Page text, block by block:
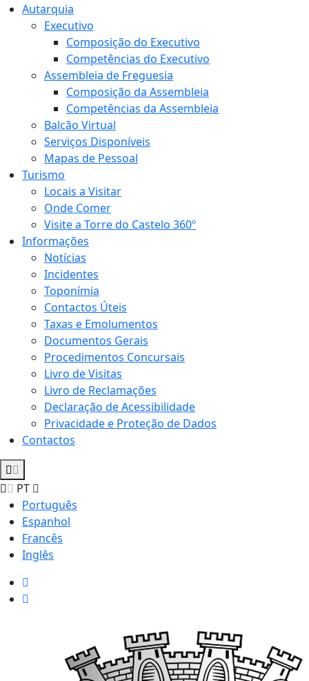
Autarquia
Executivo
Composição do Executivo
Competências do Executivo
Assembleia de Freguesia
Composição da Assembleia
Competências da Assembleia
Balcão Virtual
Serviços Disponíveis
Mapas de Pessoal
Turismo
Locais a Visitar
Onde Comer
Visite a Torre do Castelo 360º
Informações
Notícias
Incidentes
Toponímia
Contactos Úteis
Taxas e Emolumentos
Documentos Gerais
Procedimentos Concursais
Livro de Visitas
Livro de Reclamações
Declaração de Acessibilidade
Privacidade e Proteção de Dados
Contactos
PT
Português
Espanhol
Francês
Inglês